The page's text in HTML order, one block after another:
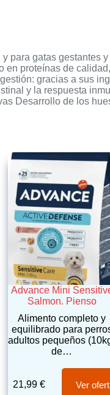
para gatas gestantes
proteínas de
gracias a sus
y la respuesta
Desarrollo de los
Advance Mini
Salmon. Pienso
Alimento completo y
equilibrado para
adultos pequeños
de…
21,99 € Ver